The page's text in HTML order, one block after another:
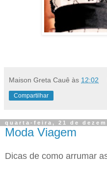
Maison Greta Cauê às 12:02
Compartilhar
quarta-feira, 21 de
Moda Viagem
Dicas de como arrumar